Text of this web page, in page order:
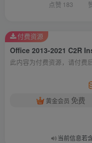
点赞 183
Office 2013-2021 C2R
此内容为付费资源，请付费
黄金会员 免费
当前信息若
付费资源